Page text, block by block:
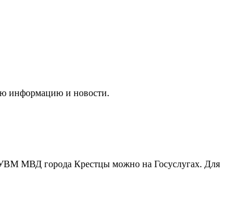
информацию и новости.
ГУВМ МВД города Крестцы можно на Госуслугах. Для